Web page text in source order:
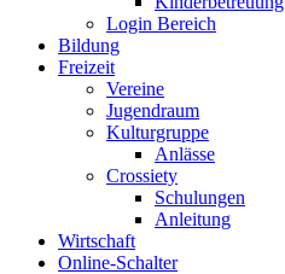
Login Bereich
Bildung
Freizeit
Vereine
Jugendraum
Kulturgruppe
Anlässe
Crossiety
Schulungen
Anleitung
Wirtschaft
Online-Schalter